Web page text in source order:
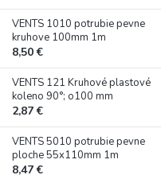
VENTS 1010 potrubie pevne
kruhove 100mm 1m
8,50 €
VENTS 121 Kruhové plastové
koleno 90°; o100 mm
2,87 €
VENTS 5010 potrubie pevne
ploche 55x110mm 1m
8,47 €